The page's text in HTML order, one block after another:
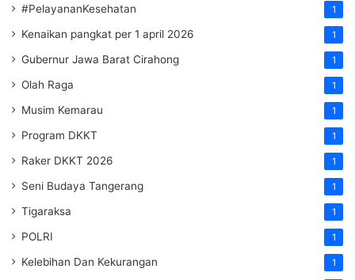
#PelayananKesehatan 1
Kenaikan pangkat per 1 april 2026 1
Gubernur Jawa Barat Cirahong 1
Olah Raga 1
Musim Kemarau 1
Program DKKT 1
Raker DKKT 2026 1
Seni Budaya Tangerang 1
Tigaraksa 1
POLRI 1
Kelebihan Dan Kekurangan 1